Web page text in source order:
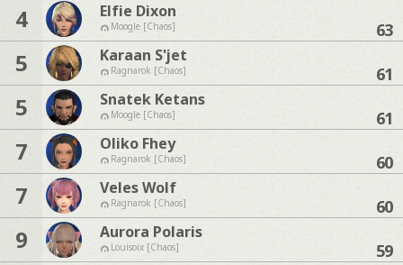
4 Elfie Dixon
Moogle [Chaos] 63
5 Karaan S'jet
Ragnarok [Chaos] 61
5 Snatek Ketans
Moogle [Chaos] 61
7 Oliko Fhey
Ragnarok [Chaos] 60
7 Veles Wolf
Ragnarok [Chaos] 60
9 Aurora Polaris
Louisoix [Chaos] 59